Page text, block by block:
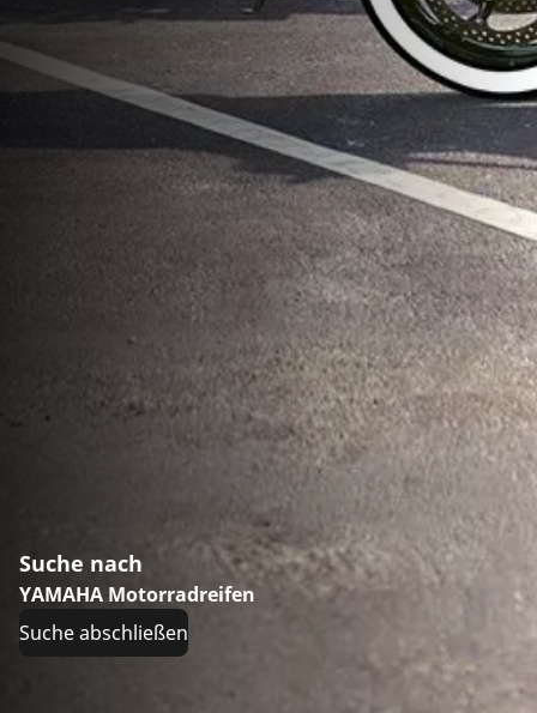
Suche nach
YAMAHA Motorradreifen
Suche abschließen